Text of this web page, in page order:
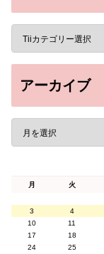
アーカイブ
月 火
3
4
10
11
17
18
24
25